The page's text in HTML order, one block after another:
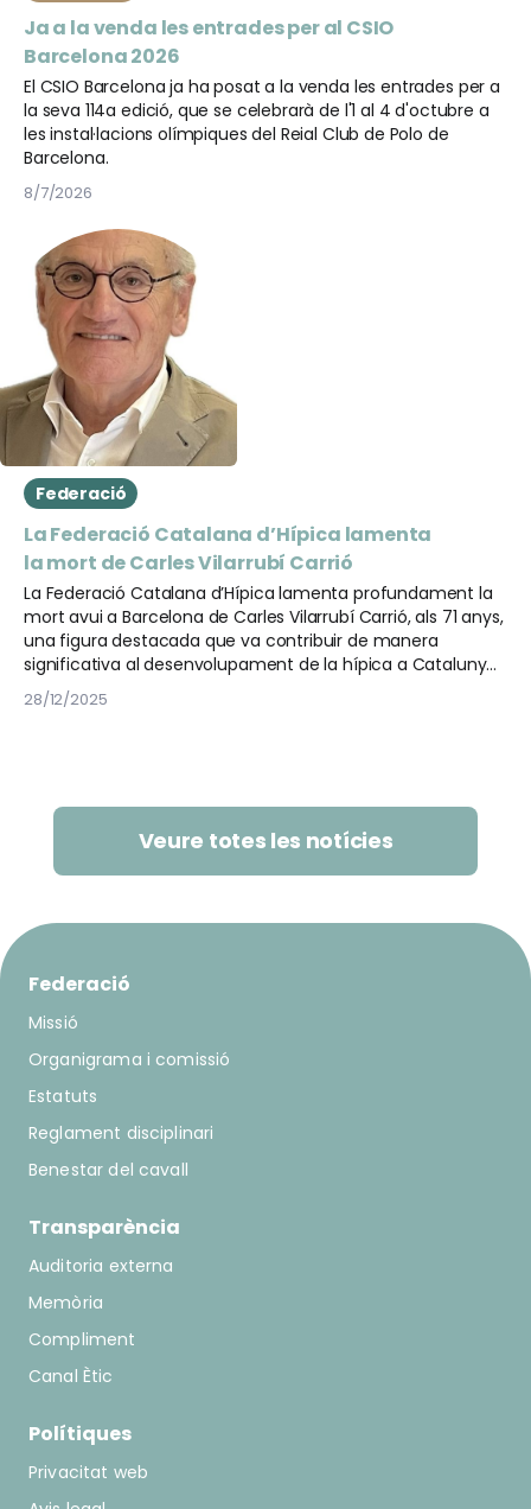
Ja a la venda les entrades per al CSIO
Barcelona 2026
El CSIO Barcelona ja ha posat a la venda les entrades per a
la seva 114a edició, que se celebrarà de l'1 al 4 d'octubre a
les instal·lacions olímpiques del Reial Club de Polo de
Barcelona.
8/7/2026
Federació
La Federació Catalana d’Hípica lamenta
la mort de Carles Vilarrubí Carrió
La Federació Catalana d’Hípica lamenta profundament la
mort avui a Barcelona de Carles Vilarrubí Carrió, als 71 anys,
una figura destacada que va contribuir de manera
significativa al desenvolupament de la hípica a Catalunya i
a tot l’Estat.
28/12/2025
Veure totes les notícies
Federació
Missió
Organigrama i comissió
Estatuts
Reglament disciplinari
Benestar del cavall
Transparència
Auditoria externa
Memòria
Compliment
Canal Ètic
Polítiques
Privacitat web